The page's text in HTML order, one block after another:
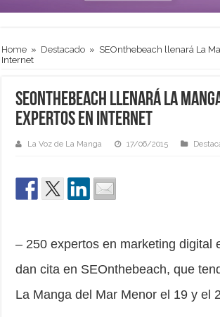
Home » Destacado » SEOnthebeach llenará La
Internet
SEOnthebeach llenará La
expertos en Internet
La Voz de La Manga 17/06/2015
– 250 expertos en marketing digital
dan cita en SEOnthebeach, que
La Manga del Mar Menor el 19 y el